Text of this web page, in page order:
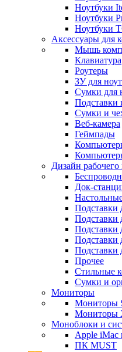
Ноутбуки
Ноутбуки
Ноутбуки
Аксессуары для
Мышь
Клавиатура
Роутеры
ЗУ для
Сумки для
Подставки
Сумки и
Веб-камера
Геймпады
Дизайн рабочего
Док-
Подставки
Подставки
Подставки
Подставки
Подставки
Прочее
Стильные
Сумки и
Мониторы
Мониторы
Мониторы
Моноблоки и
Apple iMac
ПК MUST